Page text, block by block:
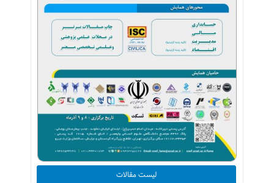
لیست مقالات